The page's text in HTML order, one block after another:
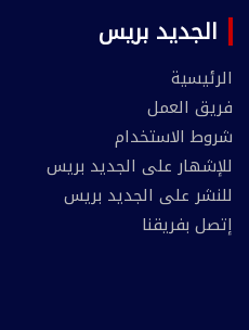
الجديد بريس
الرئيسية
فريق العمل
شروط الاستخدام
للإشهار على الجديد بريس
للنشر على الجديد بريس
إتصل بفريقنا